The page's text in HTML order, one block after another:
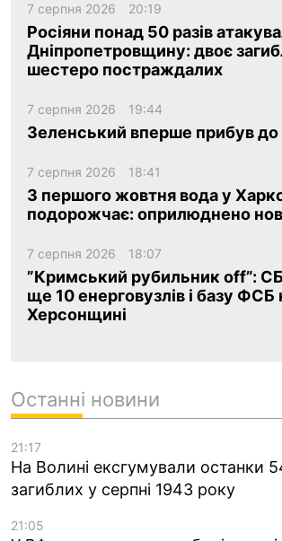
7 серпня 2026 20:19
Росіяни понад 50 разів
Дніпропетровщину: двоє
шестеро постраждалих
7 серпня 2026 19:44
Зеленський вперше прибув до
7 серпня 2026 18:41
З першого жовтня вода у
подорожчає: оприлюднено
7 серпня 2026 18:07
”Кримський рубильник off”:
ще 10 енерговузлів і базу ФСБ
Херсонщині
Останні новини
21:17
На Волині ексгумували останки
загиблих у серпні 1943 року
21:05